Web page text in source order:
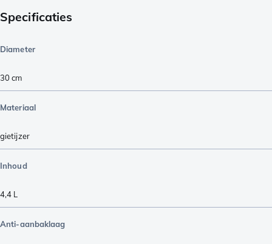
Specificaties
Diameter
30 cm
Materiaal
gietijzer
Inhoud
4,4 L
Anti-aanbaklaag